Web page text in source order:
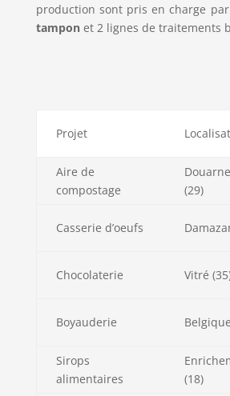
production sont pris en charge
tampon et 2 lignes de traitements
Projet
Aire de
compostage
(29)
Casserie d’oeufs
Chocolaterie Vitré
Boyauderie Belgique
Sirops
alimentaires
(18)